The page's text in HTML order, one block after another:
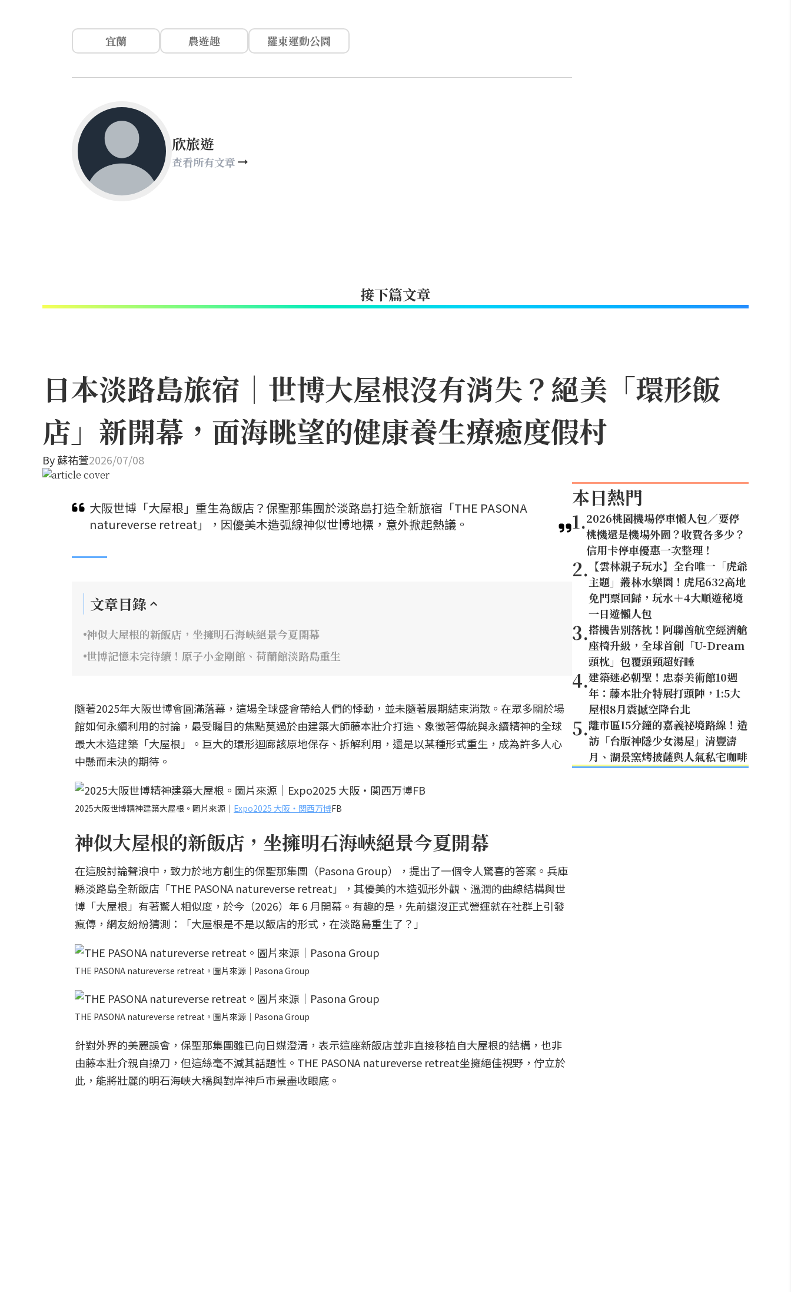
宜蘭 農遊趣 羅東運動公園
欣旅遊
查看所有文章
接下篇文章
日本淡路島旅宿｜世博大屋根沒有消失？絕美「環形飯
店」新開幕，面海眺望的健康養生療癒度假村
By蘇祐萱2026/07/08
大阪世博「大屋根」重生為飯店？保聖那集團於淡路島打造全新旅宿「THE PASONA
natureverse retreat」，因優美木造弧線神似世博地標，意外掀起熱議。
文章目錄
神似大屋根的新飯店，坐擁明石海峽絕景今夏開幕
世博記憶未完待續！原子小金剛館、荷蘭館淡路島重生
隨著2025年大阪世博會圓滿落幕，這場全球盛會帶給人們的悸動，並未隨著展期結束消散。在眾多關於場
館如何永續利用的討論，最受矚目的焦點莫過於由建築大師藤本壯介打造、象徵著傳統與永續精神的全球
最大木造建築「大屋根」。巨大的環形迴廊該原地保存、拆解利用，還是以某種形式重生，成為許多人心
中懸而未決的期待。
2025大阪世博精神建築大屋根。圖片來源｜ Expo2025 大阪・関西万博FB
神似大屋根的新飯店，坐擁明石海峽絕景今夏開幕
在這股討論聲浪中，致力於地方創生的保聖那集團（Pasona Group），提出了一個令人驚喜的答案。兵庫
縣淡路島全新飯店「THE PASONA natureverse retreat」，其優美的木造弧形外觀、溫潤的曲線結構與世
博「大屋根」有著驚人相似度，於今（2026）年 6 月開幕。有趣的是，先前還沒正式營運就在社群上引發
瘋傳，網友紛紛猜測：「大屋根是不是以飯店的形式，在淡路島重生了？」
THE PASONA natureverse retreat。圖片來源｜Pasona Group
THE PASONA natureverse retreat。圖片來源｜Pasona Group
針對外界的美麗誤會，保聖那集團雖已向日媒澄清，表示這座新飯店並非直接移植自大屋根的結構，也非
由藤本壯介親自操刀，但這絲毫不減其話題性。THE PASONA natureverse retreat坐擁絕佳視野，佇立於
此，能將壯麗的明石海峽大橋與對岸神戶市景盡收眼底。
本日熱門
1.2026桃園機場停車懶人包／要停
桃機還是機場外圍？收費各多少？
信用卡停車優惠一次整理！
2. 【雲林親子玩水】全台唯一「虎爺
主題」叢林水樂園！虎尾632高地
免門票回歸，玩水＋4大順遊秘境
一日遊懶人包
3.搭機告別落枕！阿聯酋航空經濟艙
座椅升級，全球首創「U-Dream
頭枕」包覆頭頸超好睡
4.建築迷必朝聖！忠泰美術館10週
年：藤本壯介特展打頭陣，1:5大
屋根8月震撼空降台北
5.離市區15分鐘的嘉義祕境路線！造
訪「台版神隱少女湯屋」清豐濤
月、湖景窯烤披薩與人氣私宅咖啡